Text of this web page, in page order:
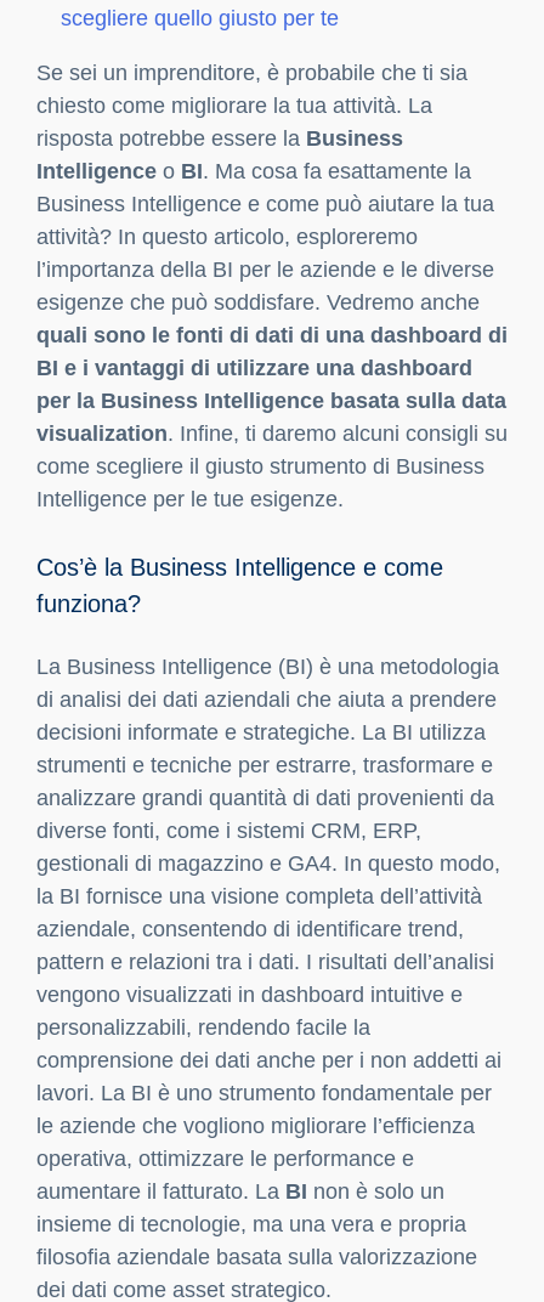
scegliere quello giusto per te
Se sei un imprenditore, è probabile che ti sia
chiesto come migliorare la tua attività. La
risposta potrebbe essere la Business
Intelligence o BI. Ma cosa fa esattamente la
Business Intelligence e come può aiutare la tua
attività? In questo articolo, esploreremo
l’importanza della BI per le aziende e le diverse
esigenze che può soddisfare. Vedremo anche
quali sono le fonti di dati di una dashboard di
BI e i vantaggi di utilizzare una dashboard
per la Business Intelligence basata sulla data
visualization. Infine, ti daremo alcuni consigli su
come scegliere il giusto strumento di Business
Intelligence per le tue esigenze.
Cos’è la Business Intelligence e come
funziona?
La Business Intelligence (BI) è una metodologia
di analisi dei dati aziendali che aiuta a prendere
decisioni informate e strategiche. La BI utilizza
strumenti e tecniche per estrarre, trasformare e
analizzare grandi quantità di dati provenienti da
diverse fonti, come i sistemi CRM, ERP,
gestionali di magazzino e GA4. In questo modo,
la BI fornisce una visione completa dell’attività
aziendale, consentendo di identificare trend,
pattern e relazioni tra i dati. I risultati dell’analisi
vengono visualizzati in dashboard intuitive e
personalizzabili, rendendo facile la
comprensione dei dati anche per i non addetti ai
lavori. La BI è uno strumento fondamentale per
le aziende che vogliono migliorare l’efficienza
operativa, ottimizzare le performance e
aumentare il fatturato. La BI non è solo un
insieme di tecnologie, ma una vera e propria
filosofia aziendale basata sulla valorizzazione
dei dati come asset strategico.